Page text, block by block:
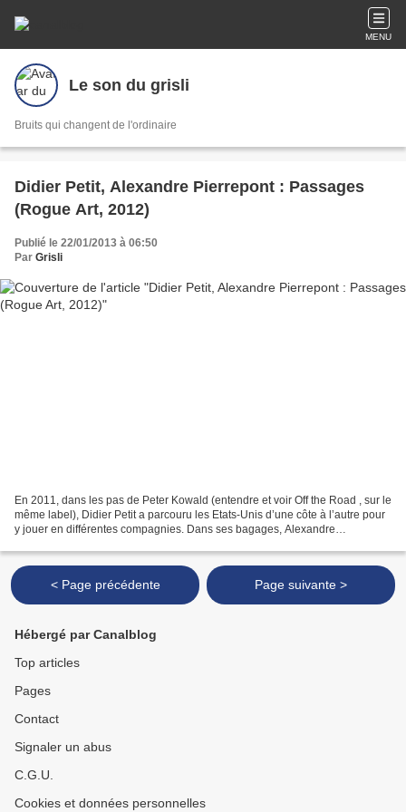
MENU
Le son du grisli
Bruits qui changent de l'ordinaire
Didier Petit, Alexandre Pierrepont : Passages
(Rogue Art, 2012)
Publié le 22/01/2013 à 06:50
Par Grisli
En 2011, dans les pas de Peter Kowald (entendre et voir Off the Road , sur le
même label), Didier Petit a parcouru les Etats-Unis d’une côte à l’autre pour
y jouer en différentes compagnies. Dans ses bagages, Alexandre
< Page précédente Page suivante >
Hébergé par Canalblog
Top articles
Pages
Contact
Signaler un abus
C.G.U.
Cookies et données personnelles